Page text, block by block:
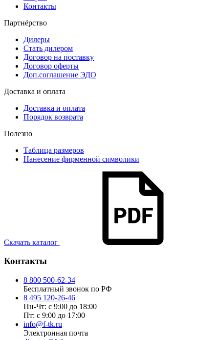
Контакты
Партнёрство
Дилеры
Стать дилером
Договор на поставку
Договор оферты
Доп.соглашение ЭДО
Доставка и оплата
Доставка и оплата
Порядок возврата
Полезно
Таблица размеров
Нанесение фирменной символики
Скачать каталог
Контакты
8 800 500-62-34
Бесплатный звонок по РФ
8 495 120-26-46
Пн-Чт: с 9:00 до 18:00
Пт: с 9:00 до 17:00
info@f-tk.ru
Электронная почта